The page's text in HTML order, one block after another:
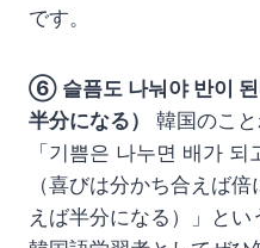
です。
⑥ 슬픔도 나눠야 반이
半分になる）
韓国のこと
「기쁨은 나누면 배가
（喜びは分かち合えば
えば半分になる）」とい